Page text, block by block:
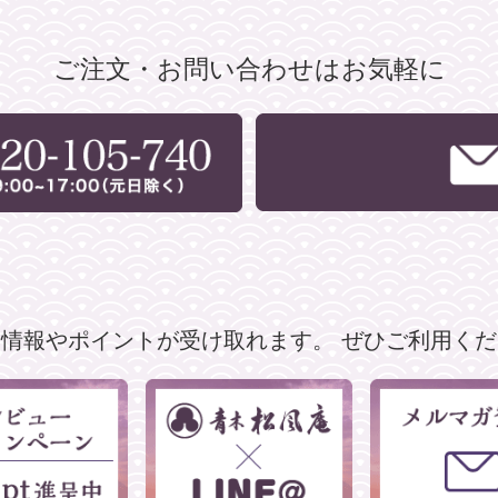
ご注文・お問い合わせはお気軽に
報やポイントが受け取れます。 ぜひご利用く